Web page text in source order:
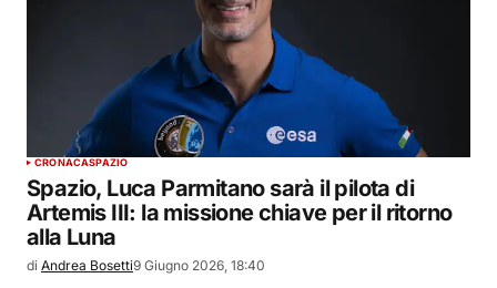
CRONACASPAZIO
Spazio, Luca Parmitano sarà il pilota di
Artemis III: la missione chiave per il ritorno
alla Luna
di Andrea Bosetti9 Giugno 2026, 18:40